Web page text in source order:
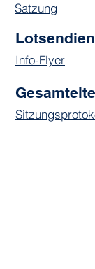
Satzung
Info-Flyer